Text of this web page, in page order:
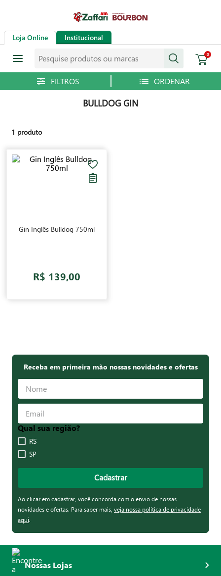
Loja Online Institucional
0
BULLDOG GIN
1 produto
Gin Inglês Bulldog 750ml
R$ 139,00
Receba em primeira mão nossas novidades e ofertas
Qual sua região?
RS
SP
Cadastrar
Ao clicar em cadastrar, você concorda com o envio de nossas
novidades e ofertas. Para saber mais, veja nossa política de privacidade
aqui.
Nossas Lojas